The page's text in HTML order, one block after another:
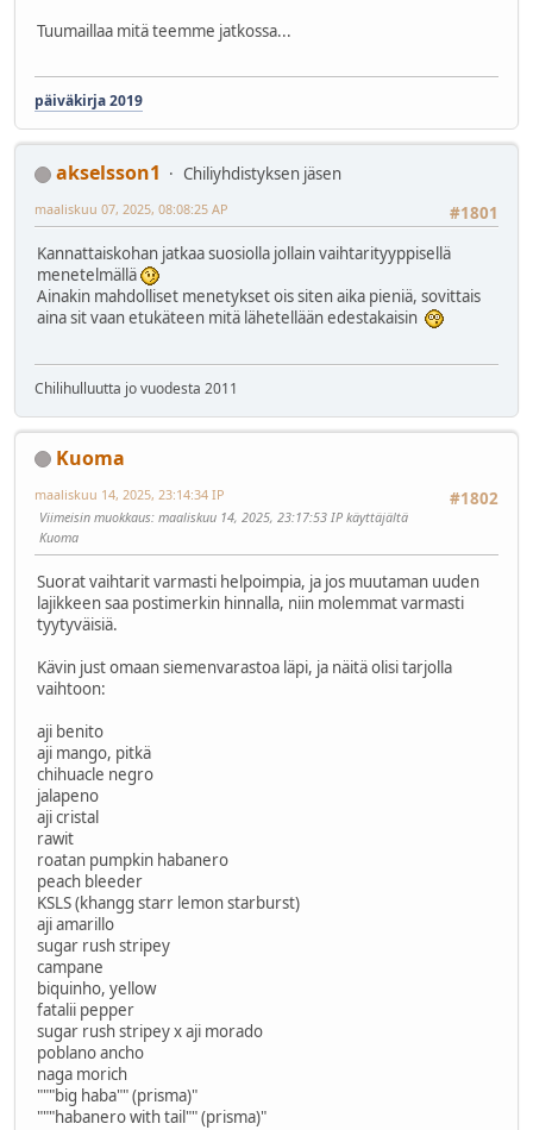
Tuumaillaa mitä teemme jatkossa...
päiväkirja 2019
akselsson1
Chiliyhdistyksen jäsen
#1801
maaliskuu 07, 2025, 08:08:25 AP
Kannattaiskohan jatkaa suosiolla jollain vaihtarityyppisellä
menetelmällä
Ainakin mahdolliset menetykset ois siten aika pieniä, sovittais
aina sit vaan etukäteen mitä lähetellään edestakaisin
Chilihulluutta jo vuodesta 2011
Kuoma
#1802
maaliskuu 14, 2025, 23:14:34 IP
Viimeisin muokkaus: maaliskuu 14, 2025, 23:17:53 IP käyttäjältä
Kuoma
Suorat vaihtarit varmasti helpoimpia, ja jos muutaman uuden
lajikkeen saa postimerkin hinnalla, niin molemmat varmasti
tyytyväisiä.
Kävin just omaan siemenvarastoa läpi, ja näitä olisi tarjolla
vaihtoon:
aji benito
aji mango, pitkä
chihuacle negro
jalapeno
aji cristal
rawit
roatan pumpkin habanero
peach bleeder
KSLS (khangg starr lemon starburst)
aji amarillo
sugar rush stripey
campane
biquinho, yellow
fatalii pepper
sugar rush stripey x aji morado
poblano ancho
naga morich
"""big haba"" (prisma)"
"""habanero with tail"" (prisma)"